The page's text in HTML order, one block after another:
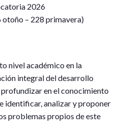
2026
otoño – 228 primavera)
nivel académico en la
integral del desarrollo
en el conocimiento
identificar, analizar y proponer
problemas propios de este